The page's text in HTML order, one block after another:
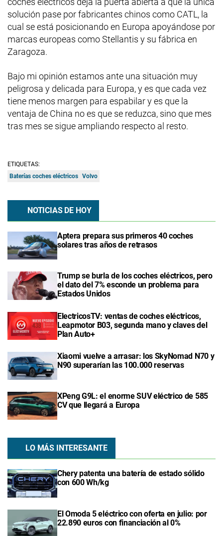
solución pase por fabricantes chinos como CATL, la
cual se está posicionando en Europa apoyándose por
marcas europeas como Stellantis y su fábrica en
Zaragoza.
Bajo mi opinión estamos ante una situación muy
peligrosa y delicada para Europa, y es que cada vez
tiene menos margen para espabilar y es que la
ventaja de China no es que se reduzca, sino que mes
tras mes se sigue ampliando respecto al resto.
ETIQUETAS:
Baterías coches eléctricos Volvo
NOTICIAS DE HOY
Aptera prepara sus primeros 40 coches
solares tras años de retrasos
Trump se burla de los coches eléctricos, pero
el dato del 7% esconde un problema para
Estados Unidos
ElectricosTV: ventas de coches eléctricos,
Leapmotor B03, segunda mano y claves del
Plan Auto+
Xiaomi vuelve a arrasar: los SkyNomad N70 y
N90 superarían las 100.000 reservas
XPeng G9L: el enorme SUV eléctrico de 585
CV que llegará a Europa
LO MÁS INTERESANTE
Chery patenta una batería de estado sólido
con 600 Wh/kg
El Omoda 5 eléctrico con oferta en julio: por
22.890 euros con financiación al 0%